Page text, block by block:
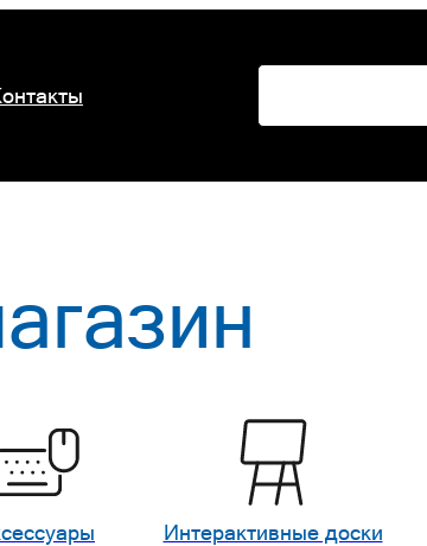
Интерактивные доски